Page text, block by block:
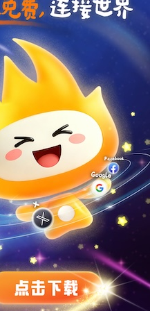
支持 [0] 反对[0]
支持[0] 反对
支持[0] 反对[0]
猎豹nvp加速器
久免费加速器下载官网